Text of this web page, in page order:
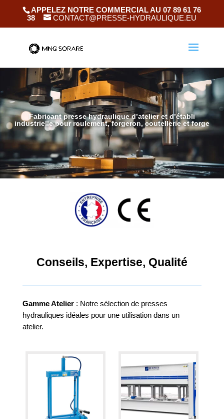
APPELEZ NOTRE COMMERCIAL AU 07 89 61 76
38
CONTACT@PRESSE-HYDRAULIQUE.EU
Fabricant presse hydraulique d’atelier et d’établi
industrielle pour roulement, forgeron, coutellerie et forge
Conseils, Expertise, Qualité
Gamme Atelier: Notre sélection de presses
hydrauliques idéales pour une utilisation dans un
atelier.